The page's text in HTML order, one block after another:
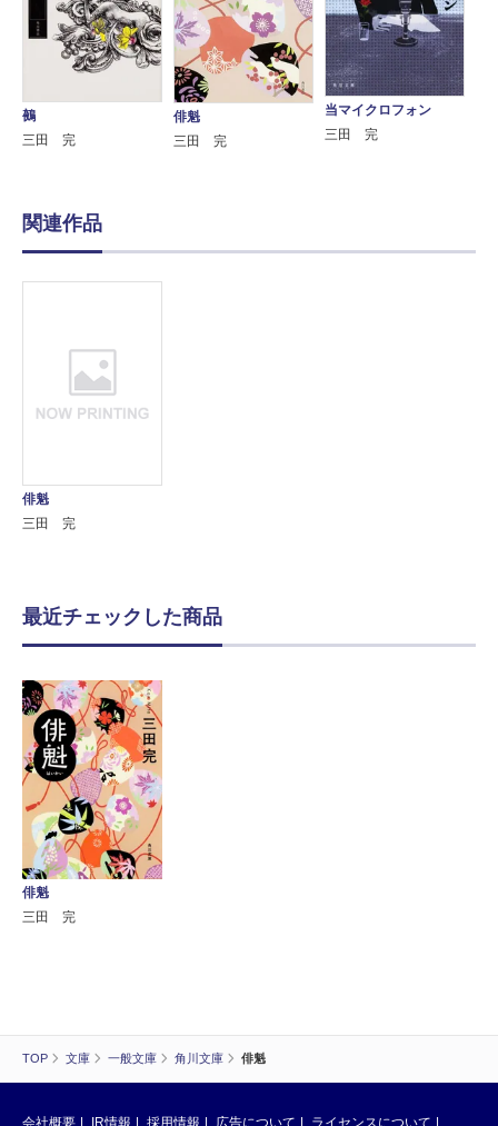
TOP 文庫 一般文庫 角川文庫 俳魁
鵺
三田 完
俳魁
三田 完
当マイクロフォン
三田 完
関連作品
俳魁
三田 完
最近チェックした商品
俳魁
三田 完